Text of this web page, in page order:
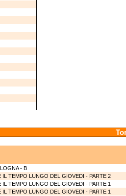
- B
IL TEMPO LUNGO DEL GIOVEDI - PARTE 2
IL TEMPO LUNGO DEL GIOVEDI - PARTE 1
IL TEMPO LUNGO DEL GIOVEDI - PARTE 1